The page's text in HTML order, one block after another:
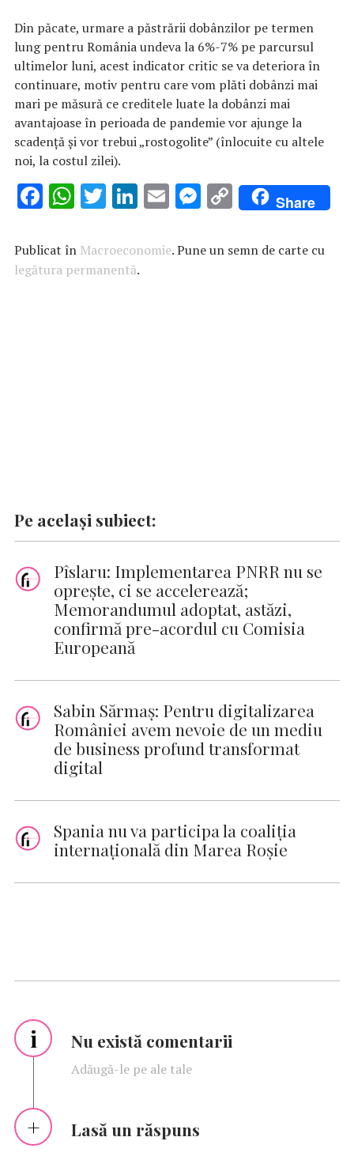
Din păcate, urmare a păstrării dobânzilor pe termen
lung pentru România undeva la 6%-7% pe parcursul
ultimelor luni, acest indicator critic se va deteriora în
continuare, motiv pentru care vom plăti dobânzi mai
mari pe măsură ce creditele luate la dobânzi mai
avantajoase în perioada de pandemie vor ajunge la
scadență și vor trebui „rostogolite” (înlocuite cu altele
noi, la costul zilei).
F
e
b
W
at
s
T
it
te
Li
k
e
E
ai
M
se
C
o
p
Share
Publicat în Macroeconomie. Pune un semn de carte cu
legătura permanentă.
Pe același subiect:
Pîslaru: Implementarea PNRR nu se
opreşte, ci se accelerează;
Memorandumul adoptat, astăzi,
confirmă pre-acordul cu Comisia
Europeană
Sabin Sărmaş: Pentru digitalizarea
României avem nevoie de un mediu
de business profund transformat
digital
Spania nu va participa la coaliţia
internaţională din Marea Roşie
i Nu există comentarii
Adăugă-le pe ale tale
Lasă un răspuns